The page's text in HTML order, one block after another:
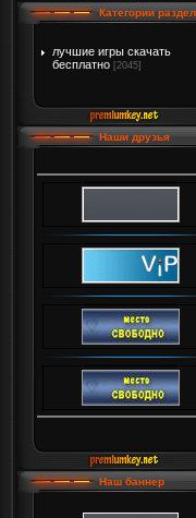
Категории
лучшие игры скачать
бесплатно [2045]
Наши друзья
Наш баннер